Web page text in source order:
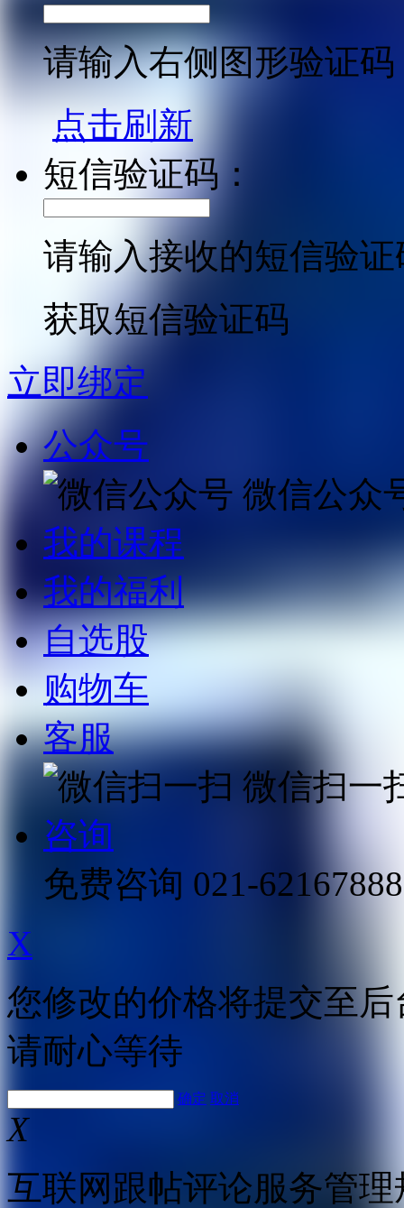
请输入右侧图形验证码
点击刷新
短信验证码：
请输入接收的短信验证
获取短信验证码
立即绑定
公众号
微信公众
我的课程
我的福利
自选股
购物车
客服
微信扫一
咨询
免费咨询 021-62167888
X
您修改的价格将提交至
请耐心等待
确定 取消
X
互联网跟帖评论服务管理